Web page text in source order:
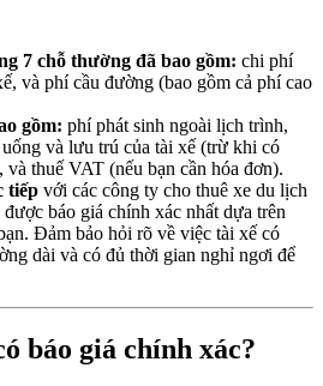
7 chỗ thường đã bao gồm: chi phí
và phí cầu đường (bao gồm cả phí cao
gồm: phí phát sinh ngoài lịch trình,
và lưu trú của tài xế (trừ khi có
và thuế VAT (nếu bạn cần hóa đơn).
tiếp với các công ty cho thuê xe du lịch
báo giá chính xác nhất dựa trên
Đảm bảo hỏi rõ về việc tài xế có
dài và có đủ thời gian nghỉ ngơi để
báo giá chính xác?